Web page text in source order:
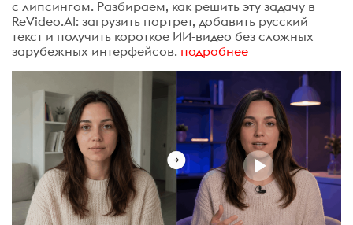
с липсингом. Разбираем, как решить эту задачу в
ReVideo.AI: загрузить портрет, добавить русский
текст и получить короткое ИИ-видео без сложных
зарубежных интерфейсов. подробнее